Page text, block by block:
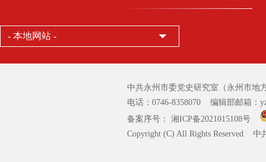
- 本地网站 -
中共永州市委党史研究室（永州市地
电话：0746-8358070 编辑部邮箱：
备案序号： 湘ICP备2021015108号
Copyright (C) All Rights Reserved